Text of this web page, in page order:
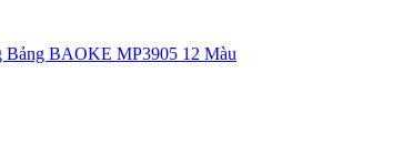
Bảng BAOKE MP3905 12 Màu